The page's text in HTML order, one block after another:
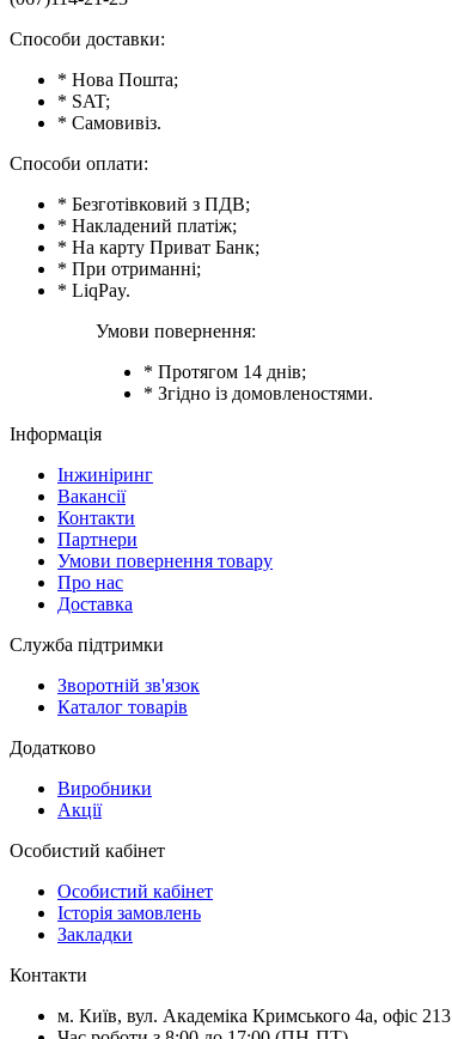
Способи доставки:
* Нова Пошта;
* SAT;
* Самовивіз.
Способи оплати:
* Безготівковий з ПДВ;
* Накладений платіж;
* На карту Приват Банк;
* При отриманні;
* LiqPay.
Умови повернення:
* Протягом 14 днів;
* Згідно із домовленостями.
Інформація
Інжиніринг
Вакансії
Контакти
Партнери
Умови повернення товару
Про нас
Доставка
Служба підтримки
Зворотній зв'язок
Каталог товарів
Додатково
Виробники
Акції
Особистий кабінет
Особистий кабінет
Історія замовлень
Закладки
Контакти
м. Київ, вул. Академіка Кримського 4а, офіс 213